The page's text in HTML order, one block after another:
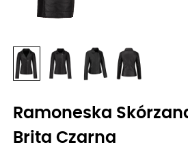
Ramoneska
Brita Czarna